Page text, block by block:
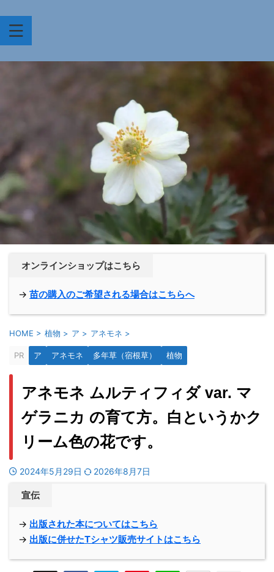
オンラインショップはこちら
→ 苗の購入のご希望される場合はこちらへ
HOME > 植物 > ア > アネモネ >
PR ア アネモネ 多年草（宿根草） 植物
アネモネ ムルティフィダ var. マ
ゲラニカ の育て方。白というかク
リーム色の花です。
2024年5月29日 2026年8月7日
宣伝
→ 出版された本についてはこちら
→ 出版に併せたTシャツ販売サイトはこちら